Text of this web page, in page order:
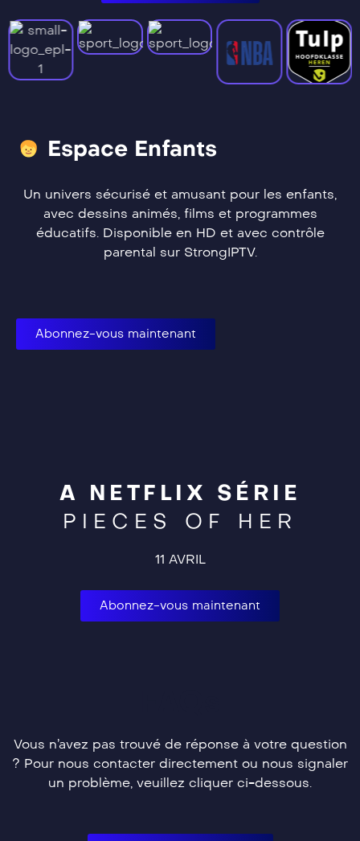
Espace Enfants
Un univers sécurisé et amusant pour les enfants,
avec dessins animés, films et programmes
éducatifs. Disponible en HD et avec contrôle
parental sur StrongIPTV.
Abonnez-vous maintenant
A NETFLIX SÉRIE
PIECES OF HER
11 AVRIL
Abonnez-vous maintenant
Vous n’avez pas trouvé de réponse à votre question
? Pour nous contacter directement ou nous signaler
un problème, veuillez cliquer ci-dessous.